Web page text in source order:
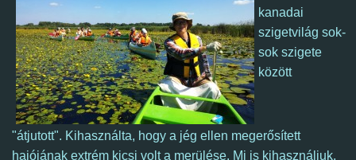
kanadai
szigetvilág sok-
sok szigete
között
"átjutott". Kihasználta, hogy a jég ellen megerősített
hajójának extrém kicsi volt a merülése. Mi is kihasználjuk,